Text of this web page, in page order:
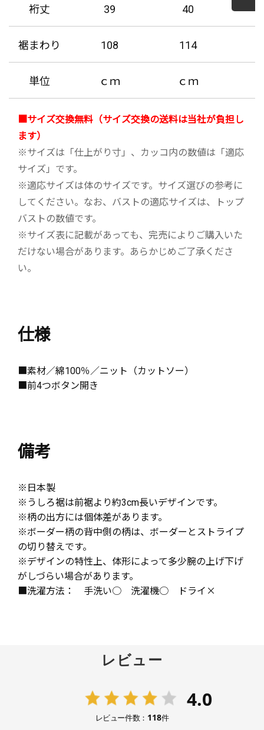
裄丈 39 40
裾まわり 108 114
単位 ｃｍ ｃｍ
■サイズ交換無料（サイズ交換の送料は当社が負担し
ます）
※サイズは「仕上がり寸」、カッコ内の数値は「適応
サイズ」です。
※適応サイズは体のサイズです。サイズ選びの参考に
してください。なお、バストの適応サイズは、トップ
バストの数値です。
※サイズ表に記載があっても、完売によりご購入いた
だけない場合があります。あらかじめご了承くださ
い。
仕様
■素材／綿100％／ニット（カットソー）
■前4つボタン開き
備考
※日本製
※うしろ裾は前裾より約3cm長いデザインです。
※柄の出方には個体差があります。
※ボーダー柄の背中側の柄は、ボーダーとストライプ
の切り替えです。
※デザインの特性上、体形によって多少腕の上げ下げ
がしづらい場合があります。
■洗濯方法： 手洗い○ 洗濯機○ ドライ×
レビュー
4.0
レビュー件数： 118件